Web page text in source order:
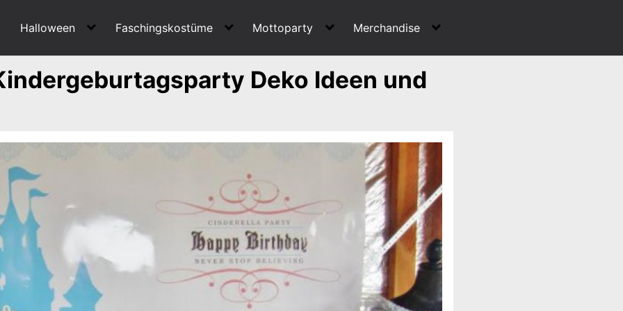
Halloween Faschingskostüme Mottoparty Merchandise
Deko Ideen und